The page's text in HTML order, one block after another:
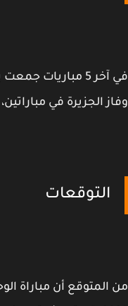
في آخر 5 مباريات
الجزيرة في مباراتين،
التوقعات